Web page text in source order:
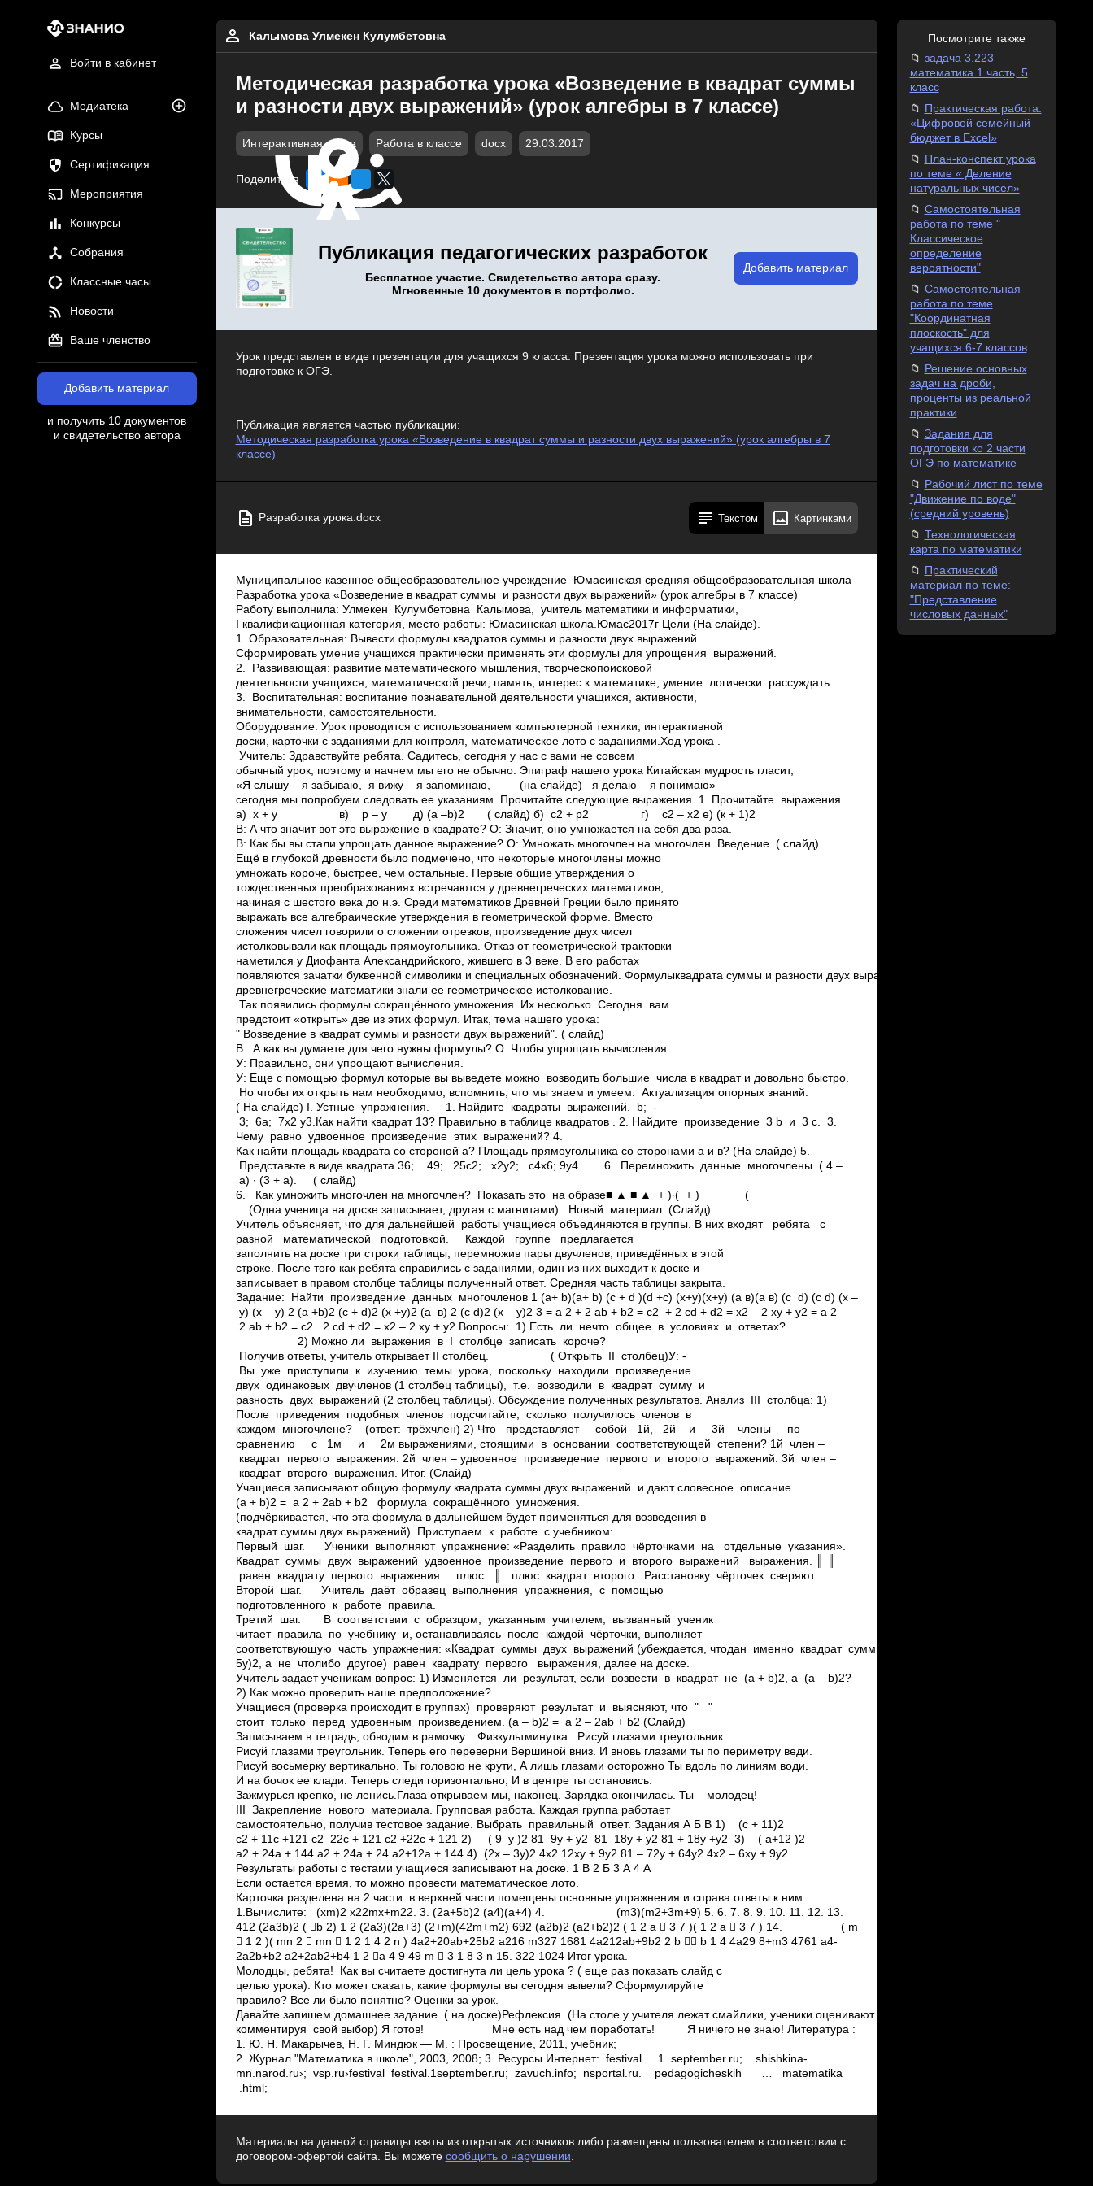
Войти в кабинет
Медиатека
Курсы
Сертификация
Мероприятия
Конкурсы
Собрания
Классные часы
Новости
Ваше членство
Добавить материал
и получить 10 документов
и свидетельство автора
Калымова Улмекен Кулумбетовна
Методическая разработка урока «Возведение в квадрат суммы
и разности двух выражений» (урок алгебры в 7 классе)
Интерактивная доска Работа в классе docx 29.03.2017
Поделиться
Публикация педагогических разработок
Бесплатное участие. Свидетельство автора сразу.
Мгновенные 10 документов в портфолио.
Добавить материал
Урок представлен в виде презентации для учащихся 9 класса. Презентация урока можно использовать при
подготовке к ОГЭ.
Публикация является частью публикации:
Методическая разработка урока «Возведение в квадрат суммы и разности двух выражений» (урок алгебры в 7
классе)
Разработка урока.docx Текстом Картинками
Муниципальное казенное общеобразовательное учреждение Юмасинская средняя общеобразовательная школа
Разработка урока «Возведение в квадрат суммы и разности двух выражений» (урок алгебры в 7 классе)
Работу выполнила: Улмекен Кулумбетовна Калымова, учитель математики и информатики,
I квалификационная категория, место работы: Юмасинская школа.Юмас­2017г Цели (На слайде).
1. Образовательная: Вывести формулы квадратов суммы и разности двух выражений.
Сформировать умение учащихся практически применять эти формулы для упрощения выражений.
2. Развивающая: развитие математического мышления, творческо­поисковой
деятельности учащихся, математической речи, память, интерес к математике, умение логически рассуждать.
3. Воспитательная: воспитание познавательной деятельности учащихся, активности,
внимательности, самостоятельности.
Оборудование: Урок проводится с использованием компьютерной техники, интерактивной
доски, карточки с заданиями для контроля, математическое лото с заданиями.Ход урока .
Учитель: Здравствуйте ребята. Садитесь, сегодня у нас с вами не совсем
обычный урок, поэтому и начнем мы его не обычно. Эпиграф нашего урока Китайская мудрость гласит,
«Я слышу – я забываю, я вижу – я запоминаю, (на слайде) я делаю – я понимаю»
сегодня мы попробуем следовать ее указаниям. Прочитайте следующие выражения. 1. Прочитайте выражения.
а) х + у в) р – у д) (а –b)2 ( слайд) б) с2 + р2 г) с2 – х2 е) (к + 1)2
В: А что значит вот это выражение в квадрате? О: Значит, оно умножается на себя два раза.
В: Как бы вы стали упрощать данное выражение? О: Умножать многочлен на многочлен. Введение. ( слайд)
Ещё в глубокой древности было подмечено, что некоторые многочлены можно
умножать короче, быстрее, чем остальные. Первые общие утверждения о
тождественных преобразованиях встречаются у древнегреческих математиков,
начиная с шестого века до н.э. Среди математиков Древней Греции было принято
выражать все алгебраические утверждения в геометрической форме. Вместо
сложения чисел говорили о сложении отрезков, произведение двух чисел
истолковывали как площадь прямоугольника. Отказ от геометрической трактовки
наметился у Диофанта Александрийского, жившего в 3 веке. В его работах
появляются зачатки буквенной символики и специальных обозначений. Формулыквадрата суммы и разности двух выражений знали еще в Древнем
древнегреческие математики знали ее геометрическое истолкование.
Так появились формулы сокращённого умножения. Их несколько. Сегодня вам
предстоит «открыть» две из этих формул. Итак, тема нашего урока:
" Возведение в квадрат суммы и разности двух выражений". ( слайд)
В: А как вы думаете для чего нужны формулы? О: Чтобы упрощать вычисления.
У: Правильно, они упрощают вычисления.
У: Еще с помощью формул которые вы выведете можно возводить большие числа в квадрат и довольно быстро.
Но чтобы их открыть нам необходимо, вспомнить, что мы знаем и умеем. Актуализация опорных знаний.
( На слайде) I. Устные упражнения. 1. Найдите квадраты выражений. b; ­
3; 6а; 7х2 у3.Как найти квадрат 13? Правильно в таблице квадратов . 2. Найдите произведение 3 b и 3 с. 3.
Чему равно удвоенное произведение этих выражений? 4.
Как найти площадь квадрата со стороной а? Площадь прямоугольника со сторонами а и в? (На слайде) 5.
Представьте в виде квадрата 36; 49; 25с2; х2у2; с4х6; 9у4 6. Перемножить данные многочлены. ( 4 –
а) ∙ (3 + а). ( слайд)
6. Как умножить многочлен на многочлен? Показать это на образе■ ▲ ■ ▲ + )∙( + ) (
(Одна ученица на доске записывает, другая с магнитами). Новый материал. (Слайд)
Учитель объясняет, что для дальнейшей работы учащиеся объединяются в группы. В них входят ребята с
разной математической подготовкой. Каждой группе предлагается
заполнить на доске три строки таблицы, перемножив пары двучленов, приведённых в этой
строке. После того как ребята справились с заданиями, один из них выходит к доске и
записывает в правом столбце таблицы полученный ответ. Средняя часть таблицы закрыта.
Задание: Найти произведение данных многочленов 1 (а+ b)(а+ b) (с + d )(d +c) (х+у)(х+у) (a­ в)(a ­в) (c ­ d) (c ­d) (x –
y) (x – y) 2 (а +b)2 (c + d)2 (x +y)2 (а ­ в) 2 (c ­d)2 (x – y)2 3 = а 2 + 2 аb + b2 = c2 + 2 cd + d2 = x2 – 2 xy + y2 = а 2 –
2 аb + b2 = c2 ­ 2 cd + d2 = x2 – 2 xy + y2 Вопросы: 1) Есть ли нечто общее в условиях и ответах?
2) Можно ли выражения в I столбце записать короче?
Получив ответы, учитель открывает II столбец. ( Открыть II столбец)У: ­
Вы уже приступили к изучению темы урока, поскольку находили произведение
двух одинаковых двучленов (1 столбец таблицы), т.е. возводили в квадрат сумму и
разность двух выражений (2 столбец таблицы). Обсуждение полученных результатов. Анализ III столбца: 1)
После приведения подобных членов подсчитайте, сколько получилось членов в
каждом многочлене? (ответ: трёхчлен) 2) Что представляет собой 1й, 2й и 3й члены по
сравнению с 1­м и 2­м выражениями, стоящими в основании соответствующей степени? 1­й член –
квадрат первого выражения. 2­й член – удвоенное произведение первого и второго выражений. 3­й член –
квадрат второго выражения. Итог. (Слайд)
Учащиеся записывают общую формулу квадрата суммы двух выражений и дают словесное описание.
(а + b)2 = а 2 + 2аb + b2 ­ формула сокращённого умножения.
(подчёркивается, что эта формула в дальнейшем будет применяться для возведения в
квадрат суммы двух выражений). Приступаем к работе с учебником:
Первый шаг. Ученики выполняют упражнение: «Разделить правило чёрточками на отдельные указания».
Квадрат суммы двух выражений удвоенное произведение первого и второго выражений выражения. ║ ║
равен квадрату первого выражения плюс ║ плюс квадрат второго Расстановку чёрточек сверяют
Второй шаг. Учитель даёт образец выполнения упражнения, с помощью
подготовленного к работе правила.
Третий шаг. В соответствии с образцом, указанным учителем, вызванный ученик
читает правила по учебнику и, останавливаясь после каждой чёрточки, выполняет
соответствующую часть упражнения: «Квадрат суммы двух выражений (убеждается, чтодан именно квадрат суммы (4х­
5у)2, а не что­либо другое) равен квадрату первого выражения, далее на доске.
Учитель задает ученикам вопрос: 1) Изменяется ли результат, если возвести в квадрат не (а + b)2, а (а – b)2?
2) Как можно проверить наше предположение?
Учащиеся (проверка происходит в группах) проверяют результат и выясняют, что " ­ "
стоит только перед удвоенным произведением. (а – b)2 = а 2 – 2аb + b2 (Слайд)
Записываем в тетрадь, обводим в рамочку. Физкультминутка: Рисуй глазами треугольник
Рисуй глазами треугольник. Теперь его переверни Вершиной вниз. И вновь глазами ты по периметру веди.
Рисуй восьмерку вертикально. Ты головою не крути, А лишь глазами осторожно Ты вдоль по линиям води.
И на бочок ее клади. Теперь следи горизонтально, И в центре ты остановись.
Зажмурься крепко, не ленись.Глаза открываем мы, наконец. Зарядка окончилась. Ты – молодец!
III Закрепление нового материала. Групповая работа. Каждая группа работает
самостоятельно, получив тестовое задание. Выбрать правильный ответ. Задания А Б В 1) (с + 11)2
c2 + 11c +121 c2 ­ 22c + 121 c2 +22c + 121 2) ( 9 ­ у )2 81 ­ 9у + y2 81 ­ 18у + y2 81 + 18у +y2 3) ( а+12 )2
а2 + 24а + 144 а2 + 24а + 24 а2+12а + 144 4) (2x – 3y)2 4x2 ­12xy + 9y2 81 – 72y + 64y2 4x2 – 6xy + 9y2
Результаты работы с тестами учащиеся записывают на доске. 1 В 2 Б 3 А 4 А
Если остается время, то можно провести математическое лото.
Карточка разделена на 2 части: в верхней части помещены основные упражнения и справа ответы к ним.
1.Вычислите: (x­m)2 x2­2mx+m22. 3. (2a+5b)2 (a­4)(a+4) 4. (m­3)(m2+3m+9) 5. 6. 7. 8. 9. 10. 11. 12. 13.
412 (2a­3b)2 ( b 2) 1 2 (2a­3)(2a+3) (2+m)(4­2m+m2) 692 (a2­b)2 (a2+b2)2 ( 1 2 a  3 7 )( 1 2 a  3 7 ) 14. ( m
 1 2 )( mn 2  mn  1 2 1 4 2 n ) 4a2+20ab+25b2 а2­16 m3­27 1681 4a2­12ab+9b2 2 b  b 1 4 4a2­9 8+m3 4761 a4­
2a2b+b2 a2+2ab2+b4 1 2 a 4 9 49 m  3 1 8 3 n 15. 322 1024 Итог урока.
Молодцы, ребята! Как вы считаете достигнута ли цель урока ? ( еще раз показать слайд с
целью урока). Кто может сказать, какие формулы вы сегодня вывели? Сформулируйте
правило? Все ли было понятно? Оценки за урок.
Давайте запишем домашнее задание. ( на доске)Рефлексия. (На столе у учителя лежат смайлики, ученики оценивают себя и
комментируя свой выбор) Я готов! Мне есть над чем поработать! Я ничего не знаю! Литература :
1. Ю. Н. Макарычев, Н. Г. Миндюк — М. : Просвещение, 2011, учебник;
2. Журнал "Математика в школе", 2003, 2008; 3. Ресурсы Интернет: ­ festival . 1 september.ru; ­ shishkina­
mn.narod.ru›; ­ v­sp.ru›festival ­ festival.1september.ru; ­ zavuch.info; ­ nsportal.ru. ­ pedagogicheskih … matematika
.html;
Материалы на данной страницы взяты из открытых источников либо размещены пользователем в соответствии с
договором-офертой сайта. Вы можете сообщить о нарушении.
Посмотрите также
задача 3.223
математика 1 часть, 5
класс
Практическая работа:
«Цифровой семейный
бюджет в Excel»
План-конспект урока
по теме « Деление
натуральных чисел»
Самостоятельная
работа по теме "
Классическое
определение
вероятности"
Самостоятельная
работа по теме
"Координатная
плоскость" для
учащихся 6-7 классов
Решение основных
задач на дроби,
проценты из реальной
практики
Задания для
подготовки ко 2 части
ОГЭ по математике
Рабочий лист по теме
"Движение по воде"
(средний уровень)
Технологическая
карта по математики
Практический
материал по теме:
"Представление
числовых данных"